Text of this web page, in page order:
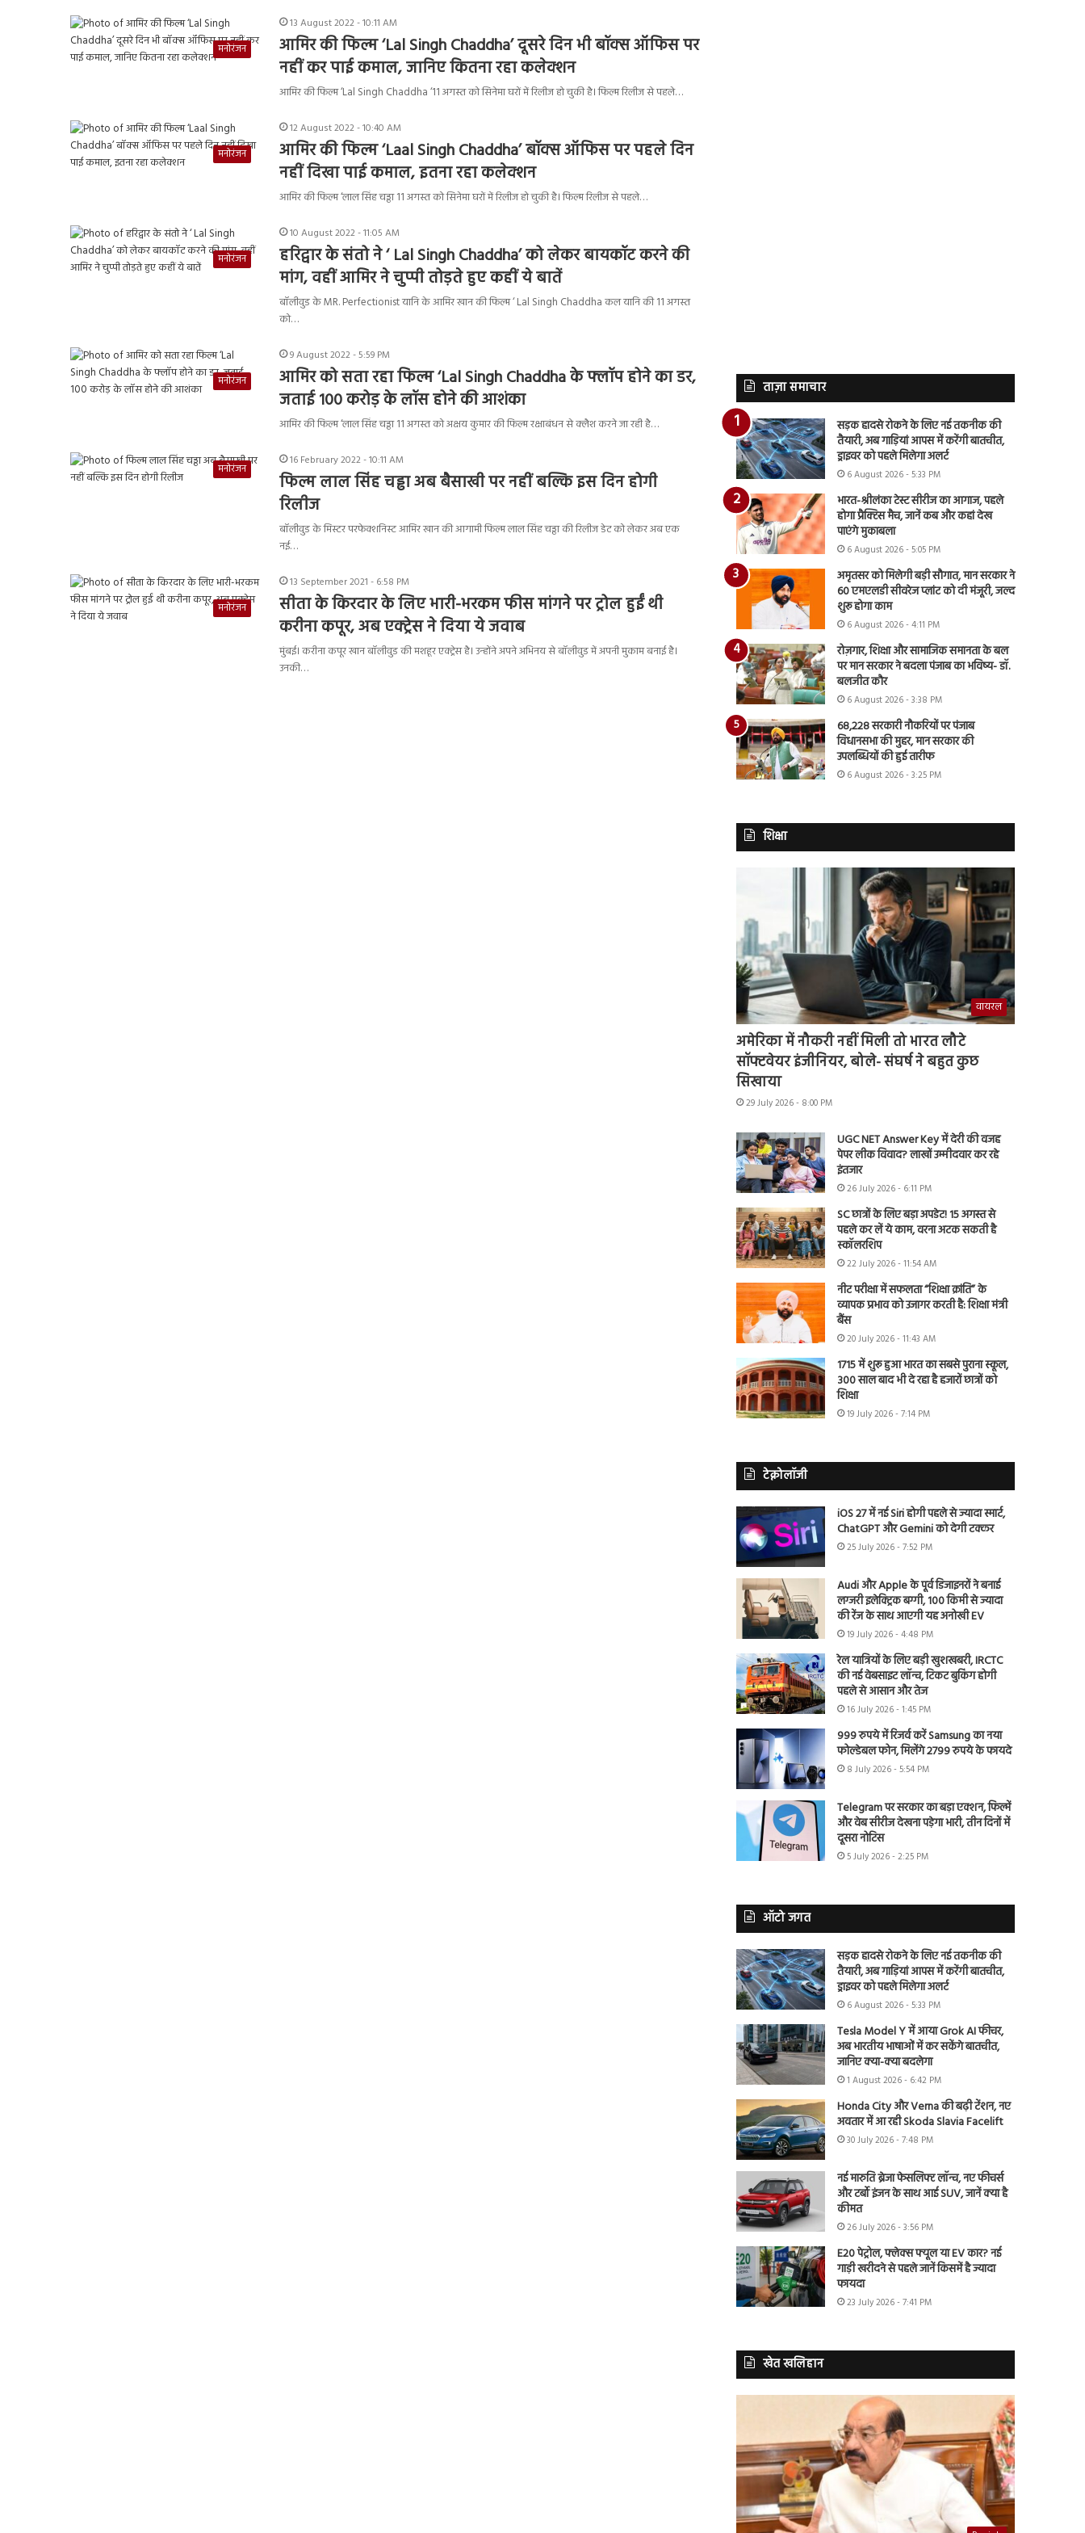
मनोरंजन
13 August 2022 - 10:11 AM
आमिर की फिल्म ‘Lal Singh Chaddha’ दूसरे दिन भी बॉक्स ऑफिस पर
नहीं कर पाई कमाल, जानिए कितना रहा कलेक्शन
आमिर की फिल्म ‘Lal Singh Chaddha ‘11 अगस्त को सिनेमा घरों में रिलीज हो चुकी है। फिल्म रिलीज से पहले…
मनोरंजन
12 August 2022 - 10:40 AM
आमिर की फिल्म ‘Laal Singh Chaddha’ बॉक्स ऑफिस पर पहले दिन
नहीं दिखा पाई कमाल, इतना रहा कलेक्शन
आमिर की फिल्म ‘लाल सिंह चड्ढा 11 अगस्त को सिनेमा घरों में रिलीज हो चुकी है। फिल्म रिलीज से पहले…
मनोरंजन
10 August 2022 - 11:05 AM
हरिद्वार के संतो ने ‘ Lal Singh Chaddha’ को लेकर बायकॉट करने की
मांग, वहीं आमिर ने चुप्पी तोड़ते हुए कहीं ये बातें
बॉलीवुड के MR. Perfectionist यानि के आमिर खान की फिल्म ‘ Lal Singh Chaddha कल यानि की 11 अगस्त
को…
मनोरंजन
9 August 2022 - 5:59 PM
आमिर को सता रहा फिल्म ‘Lal Singh Chaddha के फ्लॉप होने का डर,
जताई 100 करोड़ के लॉस होने की आशंका
आमिर की फिल्म ‘लाल सिंह चड्ढा 11 अगस्त को अक्षय कुमार की फिल्म रक्षाबंधन से क्लैश करने जा रही है…
मनोरंजन
16 February 2022 - 10:11 AM
फिल्म लाल सिंह चड्ढा अब बैसाखी पर नहीं बल्कि इस दिन होगी
रिलीज
बॉलीवुड के मिस्टर परफेक्शनिस्ट आमिर खान की आगामी फिल्म लाल सिंह चड्ढा की रिलीज डेट को लेकर अब एक
नई…
मनोरंजन
13 September 2021 - 6:58 PM
सीता के किरदार के लिए भारी-भरकम फीस मांगने पर ट्रोल हुईं थी
करीना कपूर, अब एक्ट्रेस ने दिया ये जवाब
मुंबई। करीना कपूर खान बॉलीवुड की मशहूर एक्ट्रेस है। उन्होंने अपने अभिनय से बॉलीवुड में अपनी मुकाम बनाई है।
उनकी…
ताज़ा समाचार
सड़क हादसे रोकने के लिए नई तकनीक की
तैयारी, अब गाड़ियां आपस में करेंगी बातचीत,
ड्राइवर को पहले मिलेगा अलर्ट
6 August 2026 - 5:33 PM
भारत-श्रीलंका टेस्ट सीरीज का आगाज, पहले
होगा प्रैक्टिस मैच, जानें कब और कहां देख
पाएंगे मुकाबला
6 August 2026 - 5:05 PM
अमृतसर को मिलेगी बड़ी सौगात, मान सरकार ने
60 एमएलडी सीवरेज प्लांट को दी मंजूरी, जल्द
शुरू होगा काम
6 August 2026 - 4:11 PM
रोज़गार, शिक्षा और सामाजिक समानता के बल
पर मान सरकार ने बदला पंजाब का भविष्य- डॉ.
बलजीत कौर
6 August 2026 - 3:38 PM
68,228 सरकारी नौकरियों पर पंजाब
विधानसभा की मुहर, मान सरकार की
उपलब्धियों की हुई तारीफ
6 August 2026 - 3:25 PM
शिक्षा
वायरल
अमेरिका में नौकरी नहीं मिली तो भारत लौटे
सॉफ्टवेयर इंजीनियर, बोले- संघर्ष ने बहुत कुछ
सिखाया
29 July 2026 - 8:00 PM
UGC NET Answer Key में देरी की वजह
पेपर लीक विवाद? लाखों उम्मीदवार कर रहे
इंतजार
26 July 2026 - 6:11 PM
SC छात्रों के लिए बड़ा अपडेट! 15 अगस्त से
पहले कर लें ये काम, वरना अटक सकती है
स्कॉलरशिप
22 July 2026 - 11:54 AM
नीट परीक्षा में सफलता “शिक्षा क्रांति” के
व्यापक प्रभाव को उजागर करती है: शिक्षा मंत्री
बैंस
20 July 2026 - 11:43 AM
1715 में शुरू हुआ भारत का सबसे पुराना स्कूल,
300 साल बाद भी दे रहा है हजारों छात्रों को
शिक्षा
19 July 2026 - 7:14 PM
टेक्नोलॉजी
iOS 27 में नई Siri होगी पहले से ज्यादा स्मार्ट,
ChatGPT और Gemini को देगी टक्कर
25 July 2026 - 7:52 PM
Audi और Apple के पूर्व डिजाइनरों ने बनाई
लग्जरी इलेक्ट्रिक बग्गी, 100 किमी से ज्यादा
की रेंज के साथ आएगी यह अनोखी EV
19 July 2026 - 4:48 PM
रेल यात्रियों के लिए बड़ी खुशखबरी, IRCTC
की नई वेबसाइट लॉन्च, टिकट बुकिंग होगी
पहले से आसान और तेज
16 July 2026 - 1:45 PM
999 रुपये में रिजर्व करें Samsung का नया
फोल्डेबल फोन, मिलेंगे 2799 रुपये के फायदे
8 July 2026 - 5:54 PM
Telegram पर सरकार का बड़ा एक्शन, फिल्में
और वेब सीरीज देखना पड़ेगा भारी, तीन दिनों में
दूसरा नोटिस
5 July 2026 - 2:25 PM
ऑटो जगत
सड़क हादसे रोकने के लिए नई तकनीक की
तैयारी, अब गाड़ियां आपस में करेंगी बातचीत,
ड्राइवर को पहले मिलेगा अलर्ट
6 August 2026 - 5:33 PM
Tesla Model Y में आया Grok AI फीचर,
अब भारतीय भाषाओं में कर सकेंगे बातचीत,
जानिए क्या-क्या बदलेगा
1 August 2026 - 6:42 PM
Honda City और Verna की बढ़ी टेंशन, नए
अवतार में आ रही Skoda Slavia Facelift
30 July 2026 - 7:48 PM
नई मारुति ब्रेजा फेसलिफ्ट लॉन्च, नए फीचर्स
और टर्बो इंजन के साथ आई SUV, जानें क्या है
कीमत
26 July 2026 - 3:56 PM
E20 पेट्रोल, फ्लेक्स फ्यूल या EV कार? नई
गाड़ी खरीदने से पहले जानें किसमें है ज्यादा
फायदा
23 July 2026 - 7:41 PM
खेत खलिहान